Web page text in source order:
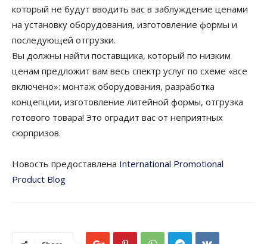
который не будут вводить вас в заблуждение ценами
на установку оборудования, изготовление формы и
последующей отгрузки.
Вы должны найти поставщика, который по низким
ценам предложит вам весь спектр услуг по схеме «все
включено»: монтаж оборудования, разработка
концепции, изготовление литейной формы, отгрузка
готового товара! Это оградит вас от неприятных
сюрпризов.
Новость предоставлена International Promotional
Product Blog